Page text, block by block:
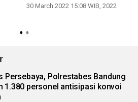
30 March 2022 15:08 WIB, 2022
Persebaya, Polrestabes Bandung
1.380 personel antisipasi konvoi